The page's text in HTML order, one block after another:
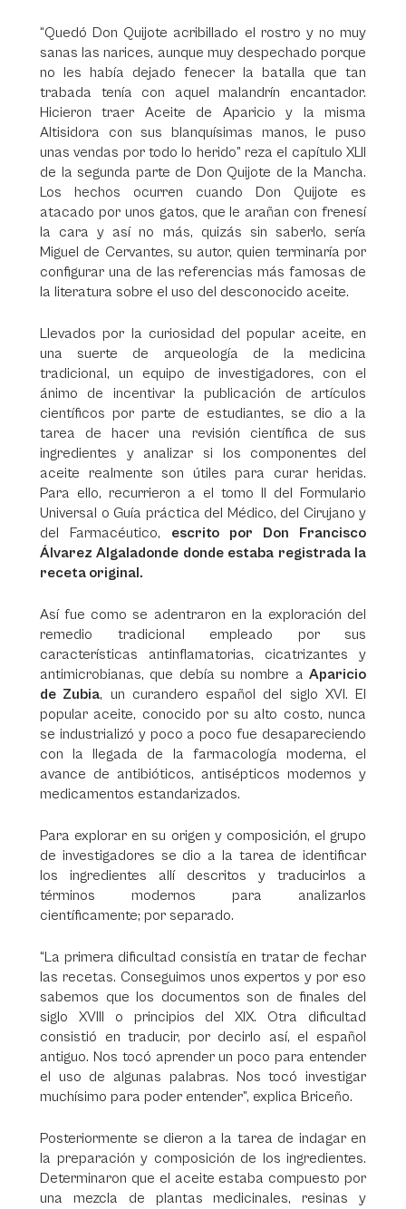
“Quedó Don Quijote acribillado el rostro y no muy
sanas las narices, aunque muy despechado porque
no les había dejado fenecer la batalla que tan
trabada tenía con aquel malandrín encantador.
Hicieron traer Aceite de Aparicio y la misma
Altisidora con sus blanquísimas manos, le puso
unas vendas por todo lo herido” reza el capítulo XLII
de la segunda parte de Don Quijote de la Mancha.
Los hechos ocurren cuando Don Quijote es
atacado por unos gatos, que le arañan con frenesí
la cara y así no más, quizás sin saberlo, sería
Miguel de Cervantes, su autor, quien terminaría por
configurar una de las referencias más famosas de
la literatura sobre el uso del desconocido aceite.
Llevados por la curiosidad del popular aceite, en
una suerte de arqueología de la medicina
tradicional, un equipo de investigadores, con el
ánimo de incentivar la publicación de artículos
científicos por parte de estudiantes, se dio a la
tarea de hacer una revisión científica de sus
ingredientes y analizar si los componentes del
aceite realmente son útiles para curar heridas.
Para ello, recurrieron a el tomo II del Formulario
Universal o Guía práctica del Médico, del Cirujano y
del Farmacéutico, escrito por Don Francisco
Álvarez Algaladonde donde estaba registrada la
receta original.
Así fue como se adentraron en la exploración del
remedio tradicional empleado por sus
características antinflamatorias, cicatrizantes y
antimicrobianas, que debía su nombre a Aparicio
de Zubia, un curandero español del siglo XVI. El
popular aceite, conocido por su alto costo, nunca
se industrializó y poco a poco fue desapareciendo
con la llegada de la farmacología moderna, el
avance de antibióticos, antisépticos modernos y
medicamentos estandarizados.
Para explorar en su origen y composición, el grupo
de investigadores se dio a la tarea de identificar
los ingredientes allí descritos y traducirlos a
términos modernos para analizarlos
científicamente; por separado.
“La primera dificultad consistía en tratar de fechar
las recetas. Conseguimos unos expertos y por eso
sabemos que los documentos son de finales del
siglo XVIII o principios del XIX. Otra dificultad
consistió en traducir, por decirlo así, el español
antiguo. Nos tocó aprender un poco para entender
el uso de algunas palabras. Nos tocó investigar
muchísimo para poder entender”, explica Briceño.
Posteriormente se dieron a la tarea de indagar en
la preparación y composición de los ingredientes.
Determinaron que el aceite estaba compuesto por
una mezcla de plantas medicinales, resinas y